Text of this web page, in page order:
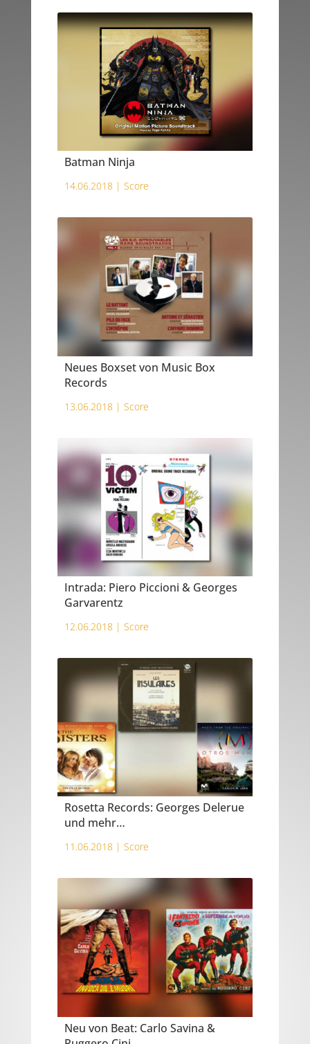
Batman Ninja
14.06.2018 | Score
Neues Boxset von Music Box
Records
13.06.2018 | Score
Intrada: Piero Piccioni & Georges
Garvarentz
12.06.2018 | Score
Rosetta Records: Georges Delerue
und mehr…
11.06.2018 | Score
Neu von Beat: Carlo Savina &